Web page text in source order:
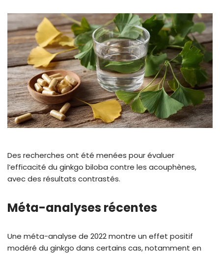
Des recherches ont été menées pour évaluer
l’efficacité du ginkgo biloba contre les acouphènes,
avec des résultats contrastés.
Méta-analyses récentes
Une méta-analyse de 2022 montre un effet positif
modéré du ginkgo dans certains cas, notamment en